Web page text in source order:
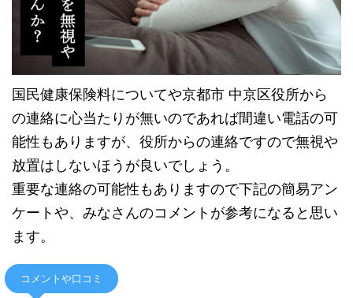
国民健康保険料についてや京都市 中京区役所から
の連絡に心当たりが無いのであれば間違い電話の可
能性もありますが、役所からの連絡ですので無視や
放置はしないほうが良いでしょう。
重要な連絡の可能性もありますので下記の簡易アン
ケートや、みなさんのコメントが参考になると思い
ます。
コメントや口コミ